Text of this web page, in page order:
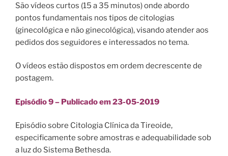
São vídeos curtos (15 a 35 minutos) onde abordo
pontos fundamentais nos tipos de citologias
(ginecológica e não ginecológica), visando atender aos
pedidos dos seguidores e interessados no tema.
O vídeos estão dispostos em ordem decrescente de
postagem.
Episódio 9 – Publicado em 23-05-2019
Episódio sobre Citologia Clínica da Tireoide,
especificamente sobre amostras e adequabilidade sob
a luz do Sistema Bethesda.